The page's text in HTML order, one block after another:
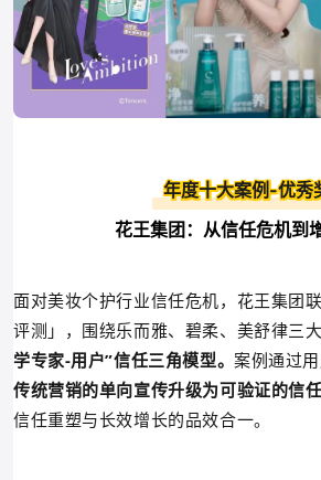
年度十大案例-优秀
花王集团：从信任危机到
面对美妆个护行业信任危机，花王集团
评测」，围绕乐而雅、碧柔、美舒律三
学专家-用户”信任三角模型。案例通过
传统营销的单向宣传升级为可验证的信
信任重塑与长效增长的品效合一。